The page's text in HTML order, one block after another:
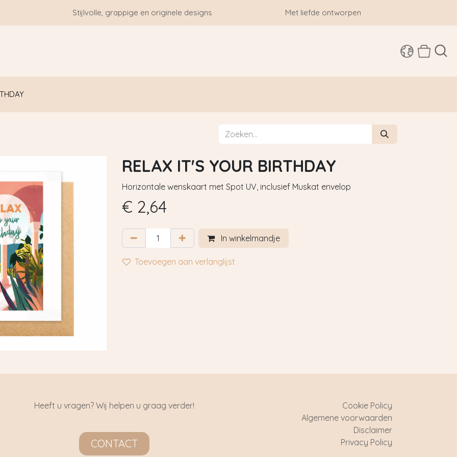
Stijlvolle, grappige en originele designs Met liefde ontworpen
RELAX IT'S YOUR BIRTHDAY
Horizontale wenskaart met Spot UV, inclusief Muskat envelop
€ 2,64
In winkelmandje
Toevoegen aan verlanglijst
Heeft u vragen? Wij helpen u graag verder!
CONTACT
Cookie Policy
Algemene voorwaarden
Disclaimer
Privacy Policy